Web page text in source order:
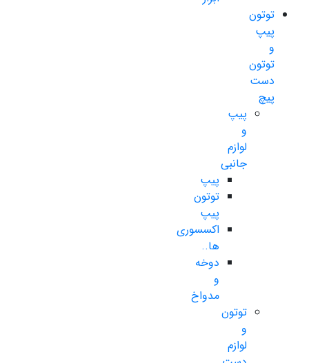
توتون
پیپ
و
توتون
دست
پیچ
پیپ
و
لوازم
جانبی
پیپ
توتون
پیپ
اکسسوری
ها..
دوخه
و
مدواخ
توتون
و
لوازم